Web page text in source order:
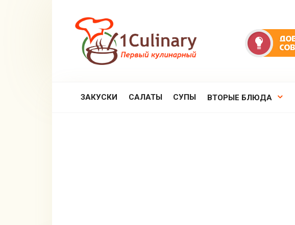
ЗАКУСКИ САЛАТЫ СУПЫ ВТОРЫЕ БЛЮДА